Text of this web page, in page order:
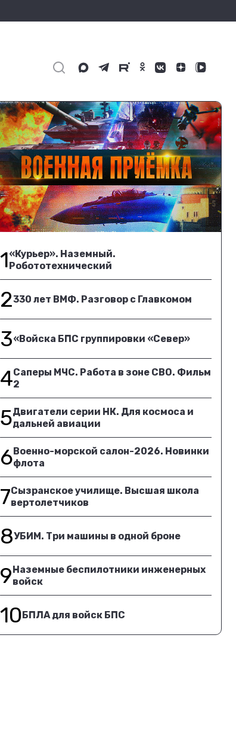
1«Курьер». Наземный.
Робототехнический
2330 лет ВМФ. Разговор с Главкомом
3«Войска БПС группировки «Север»
4Саперы МЧС. Работа в зоне СВО. Фильм
2
5Двигатели серии НК. Для космоса и
дальней авиации
6Военно-морской салон-2026. Новинки
флота
7Сызранское училище. Высшая школа
вертолетчиков
8УБИМ. Три машины в одной броне
9Наземные беспилотники инженерных
войск
10БПЛА для войск БПС